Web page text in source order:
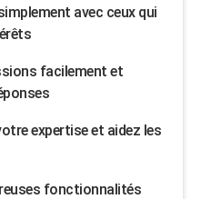
avec ceux qui
facilement et
expertise et aidez les
fonctionnalités